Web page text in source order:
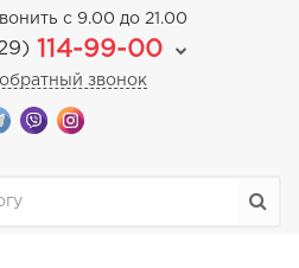
с 9.00 до 21.00
114-99-00
звонок